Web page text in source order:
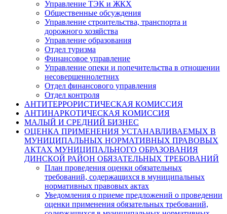
Управление ТЭК и ЖКХ
Общественные обсуждения
Управление строительства, транспорта и
дорожного хозяйства
Управление образования
Отдел туризма
Финансовое управление
Управление опеки и попечительства в отношении
несовершеннолетних
Отдел финансового управления
Отдел контроля
АНТИТЕРРОРИСТИЧЕСКАЯ КОМИССИЯ
АНТИНАРКОТИЧЕСКАЯ КОМИССИЯ
МАЛЫЙ И СРЕДНИЙ БИЗНЕС
ОЦЕНКА ПРИМЕНЕНИЯ УСТАНАВЛИВАЕМЫХ В
МУНИЦИПАЛЬНЫХ НОРМАТИВНЫХ ПРАВОВЫХ
АКТАХ МУНИЦИПАЛЬНОГО ОБРАЗОВАНИЯ
ДИНСКОЙ РАЙОН ОБЯЗАТЕЛЬНЫХ ТРЕБОВАНИЙ
План проведения оценки обязательных
требований, содержащихся в муниципальных
нормативных правовых актах
Уведомления о приеме предложений о проведении
оценки применения обязательных требований,